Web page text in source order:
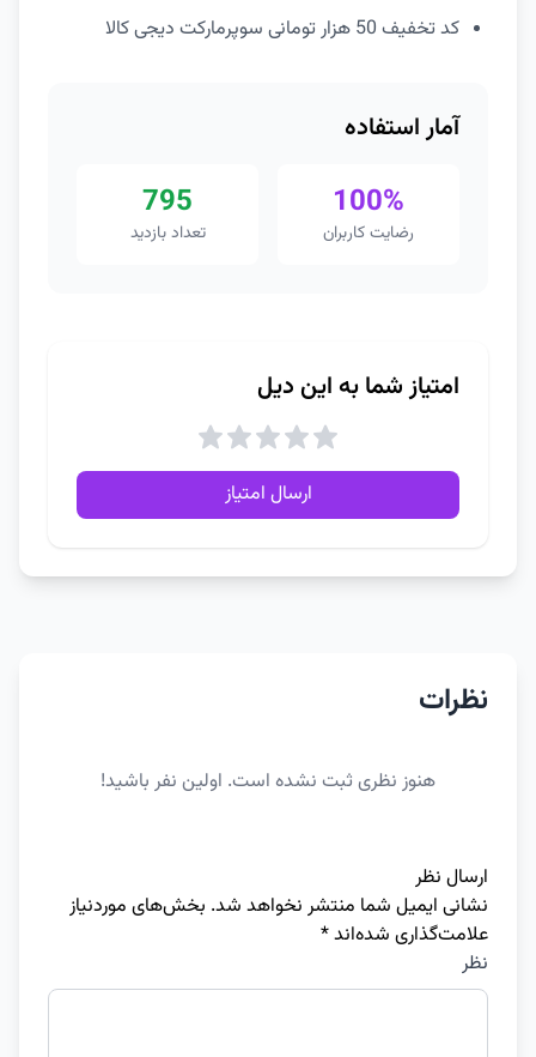
کد تخفیف 50 هزار تومانی سوپرمارکت دیجی کالا
آمار استفاده
100%
رضایت کاربران
795
تعداد بازدید
امتیاز شما به این دیل
ارسال امتیاز
نظرات
هنوز نظری ثبت نشده است. اولین نفر باشید!
ارسال نظر
نشانی ایمیل شما منتشر نخواهد شد. بخش‌های موردنیاز
علامت‌گذاری شده‌اند*
نظر